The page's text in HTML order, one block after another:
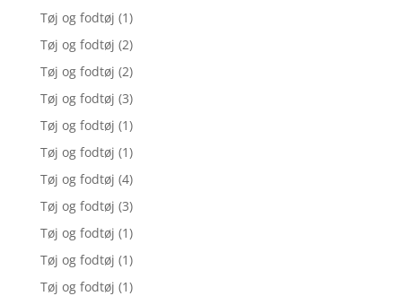
Tøj og fodtøj (1)
Tøj og fodtøj (2)
Tøj og fodtøj (2)
Tøj og fodtøj (3)
Tøj og fodtøj (1)
Tøj og fodtøj (1)
Tøj og fodtøj (4)
Tøj og fodtøj (3)
Tøj og fodtøj (1)
Tøj og fodtøj (1)
Tøj og fodtøj (1)